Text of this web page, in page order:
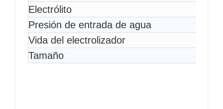
Electrólito
Presión de entrada de agua
Vida del electrolizador
Tamaño